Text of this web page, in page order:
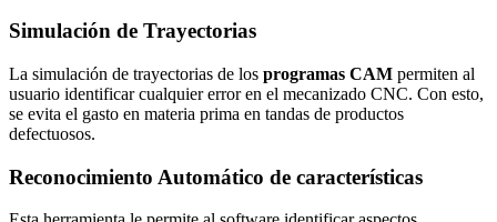
Simulación de Trayectorias
La simulación de trayectorias de los programas CAM permiten al
usuario identificar cualquier error en el mecanizado CNC. Con esto,
se evita el gasto en materia prima en tandas de productos
defectuosos.
Reconocimiento Automático de características